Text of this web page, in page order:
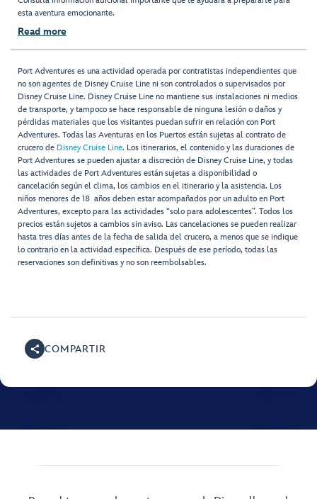
esta aventura emocionante.
Read more
Port Adventures es una actividad operada por contratistas independientes que
no son agentes de Disney Cruise Line ni son controlados o supervisados por
Disney Cruise Line. Disney Cruise Line no mantiene sus instalaciones ni medios
de transporte, y tampoco se hace responsable de ninguna lesión o daños y
pérdidas materiales que los visitantes puedan sufrir en relación con Port
Adventures. Todas las Aventuras en los Puertos están sujetas al contrato de
crucero de Disney Cruise Line. Los itinerarios, el contenido y las duraciones de
Port Adventures se pueden ajustar a discreción de Disney Cruise Line, y todas
las actividades de Port Adventures están sujetas a disponibilidad o
cancelación según el clima, los cambios en el itinerario y la asistencia. Los
niños menores de 18 años deben estar acompañados por un adulto en Port
Adventures, excepto para las actividades “solo para adolescentes”. Todos los
precios están sujetos a cambios sin aviso. Las cancelaciones se pueden realizar
hasta tres días antes de la fecha de salida del crucero, a menos que se indique
lo contrario en la actividad específica. Después de ese período, todas las
reservaciones son definitivas y no son reembolsables.
COMPARTIR